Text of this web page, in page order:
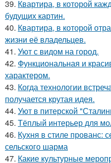
39. Квартира, в которой
будущих картин.
40. Квартира, в которой
жизни её владельцев.
41. Уют с видом на город.
42. Функциональная и
характером.
43. Когда технологии
получается крутая идея.
44. Уют в питерской
45. Тёплый интерьер для
46. Кухня в стиле прованс:
сельского шарма
47. Какие культурные